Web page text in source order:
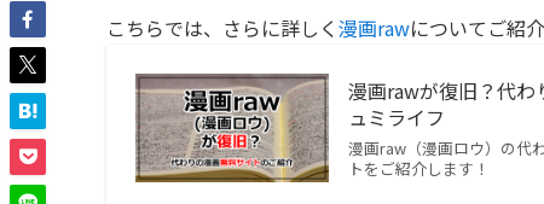
こちらでは、さらに詳しく漫画rawについてご紹
漫画rawが復旧？代わ
ュミライフ
漫画raw（漫画ロウ）の代
トをご紹介します！